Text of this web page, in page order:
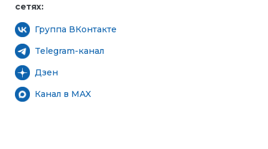
сетях:
Группа ВКонтакте
Telegram-канал
Дзен
Канал в MAX